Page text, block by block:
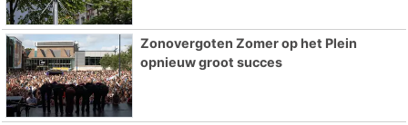
Zonovergoten Zomer op het Plein
opnieuw groot succes